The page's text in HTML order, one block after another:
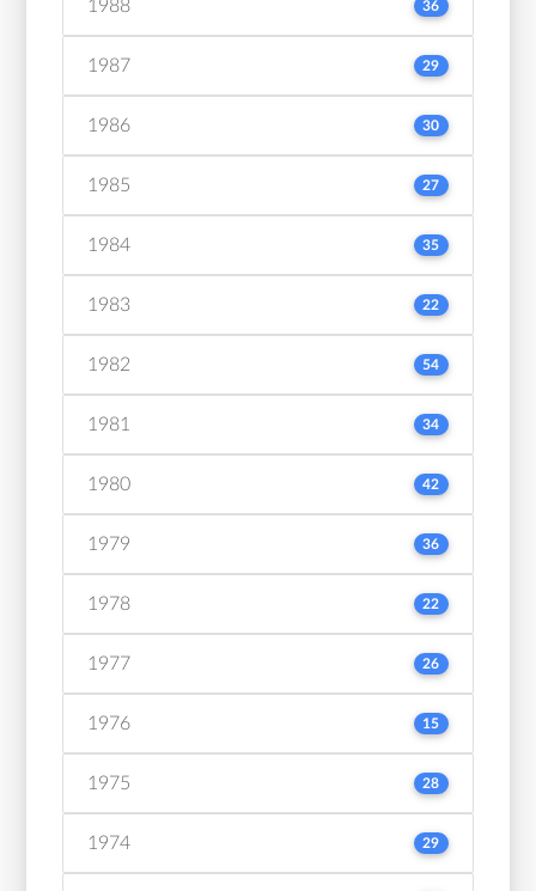
1988 36
1987 29
1986 30
1985 27
1984 35
1983 22
1982 54
1981 34
1980 42
1979 36
1978 22
1977 26
1976 15
1975 28
1974 29